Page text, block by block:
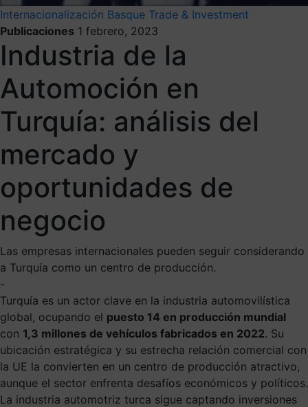
Internacionalización Basque Trade & Investment
Publicaciones 1 febrero, 2023
Industria de la
Automoción en
Turquía: análisis del
mercado y
oportunidades de
negocio
Las empresas internacionales pueden seguir considerando
a Turquía como un centro de producción.
-
Turquía es un actor clave en la industria automovilística
global, ocupando el puesto 14 en producción mundial
con 1,3 millones de vehículos fabricados en 2022. Su
ubicación estratégica y su estrecha relación comercial con
la UE la convierten en un centro de producción atractivo,
aunque el sector enfrenta desafíos económicos y políticos.
La industria automotriz turca sigue captando inversiones